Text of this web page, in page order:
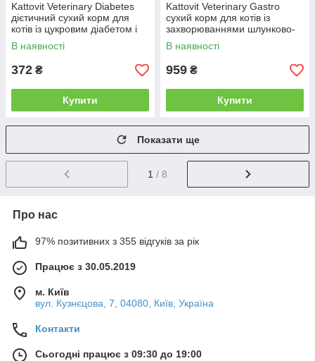
Kattovit Veterinary Diabetes
дієтичний сухий корм для
котів із цукровим діабетом і
ожирінням 400 г
В наявності
372 ₴
Купити
Kattovit Veterinary Gastro
сухий корм для котів із
захворюваннями шлунково-
кишкового тракту 1,25 кг
В наявності
959 ₴
Купити
Показати ще
1 / 8
Про нас
97% позитивних з 355 відгуків за рік
Працює з 30.05.2019
м. Київ
вул. Кузнєцова, 7, 04080, Київ, Україна
Контакти
Сьогодні працює з 09:30 до 19:00